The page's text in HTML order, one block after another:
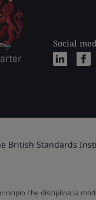
Social
British Standards
che disciplina la